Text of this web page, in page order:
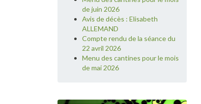
de juin 2026
Avis de décès : Elisabeth
ALLEMAND
Compte rendu de la séance du
22 avril 2026
Menu des cantines pour le mois
de mai 2026